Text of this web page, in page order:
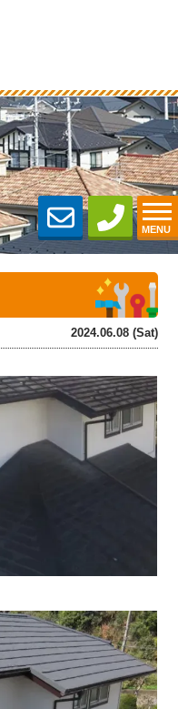
MENU
2024.06.08 (Sat)